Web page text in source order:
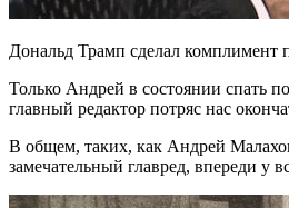
Дональд Трамп сделал комплимент
Только Андрей в состоянии спать
главный редактор потряс нас
В общем, таких, как Андрей
замечательный главред, впереди у